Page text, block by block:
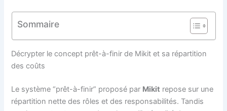
Sommaire
Décrypter le concept prêt-à-finir de Mikit et sa répartition
des coûts
Le système “prêt-à-finir” proposé par Mikit repose sur une
répartition nette des rôles et des responsabilités. Tandis